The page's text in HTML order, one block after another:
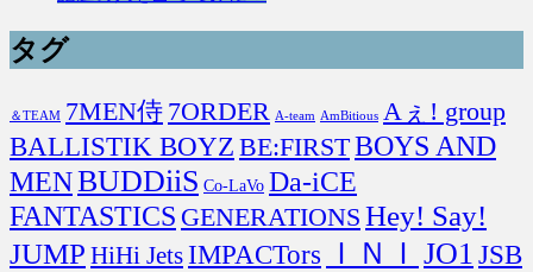
タグ
＆TEAM 7MEN侍 7ORDER A-team AmBitious Aぇ! group
BALLISTIK BOYZ BE:FIRSTBOYS AND
MENBUDDiiS Co-LaVo Da-iCE
FANTASTICS GENERATIONS Hey! Say!
JUMP HiHi JetsIMPACTors ＩＮＩ JO1 JSB